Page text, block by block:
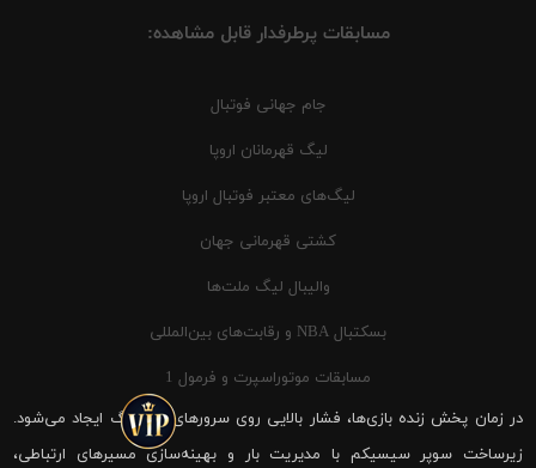
مسابقات پرطرفدار قابل مشاهده:
جام جهانی فوتبال
لیگ قهرمانان اروپا
لیگ‌های معتبر فوتبال اروپا
کشتی قهرمانی جهان
والیبال لیگ ملت‌ها
بسکتبال NBA و رقابت‌های بین‌المللی
مسابقات موتوراسپرت و فرمول 1
در زمان پخش زنده بازی‌ها، فشار بالایی روی سرورهای شیرینگ ایجاد می‌شود.
زیرساخت سوپر سیسیکم با مدیریت بار و بهینه‌سازی مسیرهای ارتباطی،